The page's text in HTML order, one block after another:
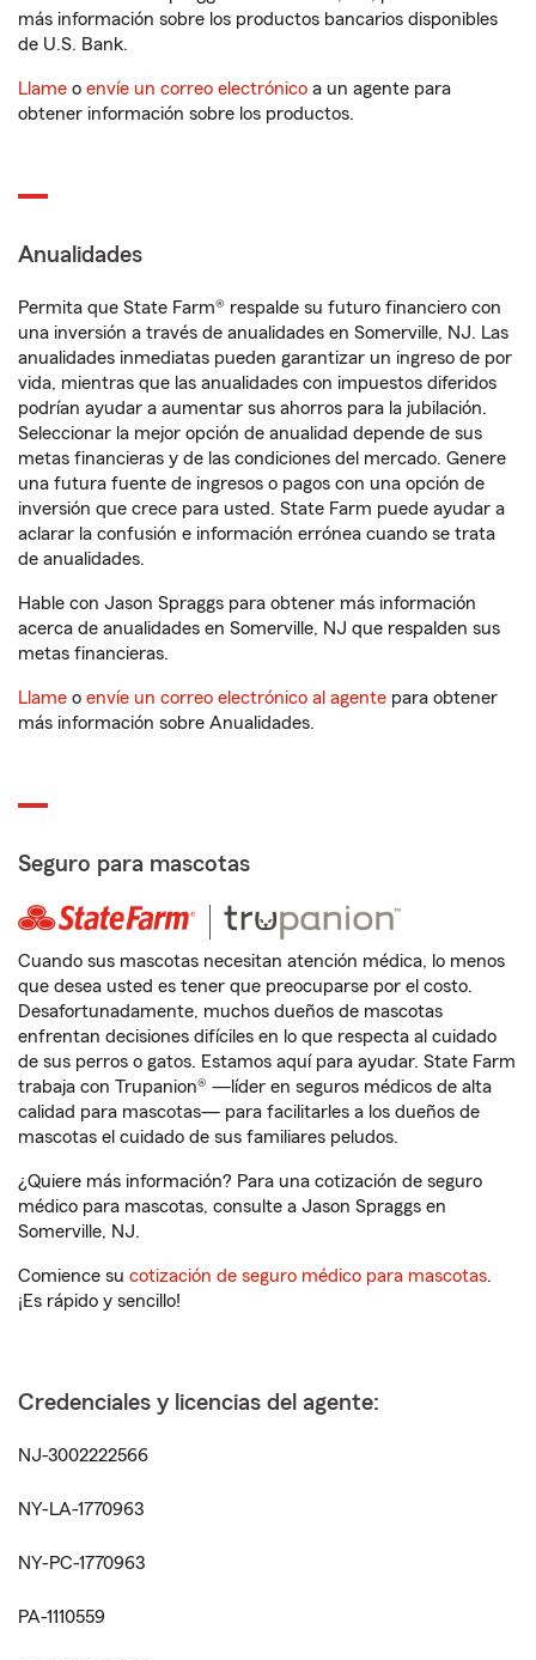
más información sobre los productos bancarios disponibles
de U.S. Bank.
Llame o envíe un correo electrónico a un agente para
obtener información sobre los productos.
Anualidades
Permita que State Farm® respalde su futuro financiero con
una inversión a través de anualidades en Somerville, NJ. Las
anualidades inmediatas pueden garantizar un ingreso de por
vida, mientras que las anualidades con impuestos diferidos
podrían ayudar a aumentar sus ahorros para la jubilación.
Seleccionar la mejor opción de anualidad depende de sus
metas financieras y de las condiciones del mercado. Genere
una futura fuente de ingresos o pagos con una opción de
inversión que crece para usted. State Farm puede ayudar a
aclarar la confusión e información errónea cuando se trata
de anualidades.
Hable con Jason Spraggs para obtener más información
acerca de anualidades en Somerville, NJ que respalden sus
metas financieras.
Llame o envíe un correo electrónico al agente para obtener
más información sobre Anualidades.
Seguro para mascotas
Cuando sus mascotas necesitan atención médica, lo menos
que desea usted es tener que preocuparse por el costo.
Desafortunadamente, muchos dueños de mascotas
enfrentan decisiones difíciles en lo que respecta al cuidado
de sus perros o gatos. Estamos aquí para ayudar. State Farm
trabaja con Trupanion® —líder en seguros médicos de alta
calidad para mascotas— para facilitarles a los dueños de
mascotas el cuidado de sus familiares peludos.
¿Quiere más información? Para una cotización de seguro
médico para mascotas, consulte a Jason Spraggs en
Somerville, NJ.
Comience su cotización de seguro médico para mascotas.
¡Es rápido y sencillo!
Credenciales y licencias del agente:
NJ-3002222566
NY-LA-1770963
NY-PC-1770963
PA-1110559